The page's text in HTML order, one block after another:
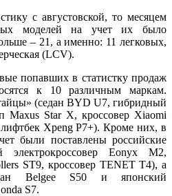
с августовской, то месяцем
моделей на учет их было
– 21, а именно: 11 легковых,
(LCV).
попавших в статистку продаж
к 10 различным маркам.
(седан BYD U7, гибридный
Maxus Star X, кроссовер Xiaomi
Xpeng P7+). Кроме них, в
были поставлены российские
электрокроссовер Eonyx M2,
ST9, кроссовер TENET T4), а
Belgee S50 и японский
S7.